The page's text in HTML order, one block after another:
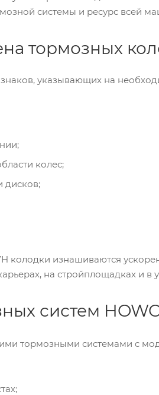
системы и ресурс всей
тормозных
указывающих на
колес;
дисков;
колодки изнашиваются
на стройплощадках и в
систем
тормозными системами с